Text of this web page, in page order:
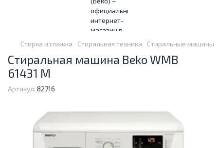
Стирка и глажка Стиральная техника Стиральные машины
Стиральная машина Beko WMB
61431 M
Артикул: 82716